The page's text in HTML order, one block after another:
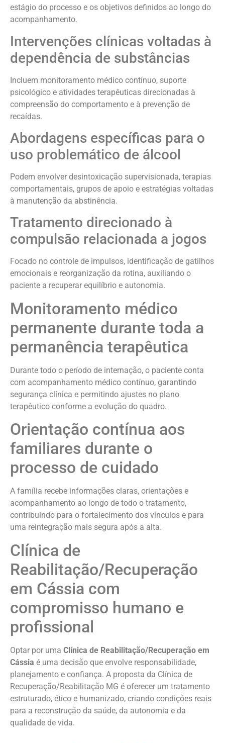
estágio do processo e os objetivos definidos ao longo do
acompanhamento.
Intervenções clínicas voltadas à
dependência de substâncias
Incluem monitoramento médico contínuo, suporte
psicológico e atividades terapêuticas direcionadas à
compreensão do comportamento e à prevenção de
recaídas.
Abordagens específicas para o
uso problemático de álcool
Podem envolver desintoxicação supervisionada, terapias
comportamentais, grupos de apoio e estratégias voltadas
à manutenção da abstinência.
Tratamento direcionado à
compulsão relacionada a jogos
Focado no controle de impulsos, identificação de gatilhos
emocionais e reorganização da rotina, auxiliando o
paciente a recuperar equilíbrio e autonomia.
Monitoramento médico
permanente durante toda a
permanência terapêutica
Durante todo o período de internação, o paciente conta
com acompanhamento médico contínuo, garantindo
segurança clínica e permitindo ajustes no plano
terapêutico conforme a evolução do quadro.
Orientação contínua aos
familiares durante o
processo de cuidado
A família recebe informações claras, orientações e
acompanhamento ao longo de todo o tratamento,
contribuindo para o fortalecimento dos vínculos e para
uma reintegração mais segura após a alta.
Clínica de
Reabilitação/Recuperação
em Cássia com
compromisso humano e
profissional
Optar por uma Clínica de Reabilitação/Recuperação em
Cássia é uma decisão que envolve responsabilidade,
planejamento e confiança. A proposta da Clínica de
Recuperação/Reabilitação MG é oferecer um tratamento
estruturado, ético e humanizado, criando condições reais
para a reconstrução da saúde, da autonomia e da
qualidade de vida.